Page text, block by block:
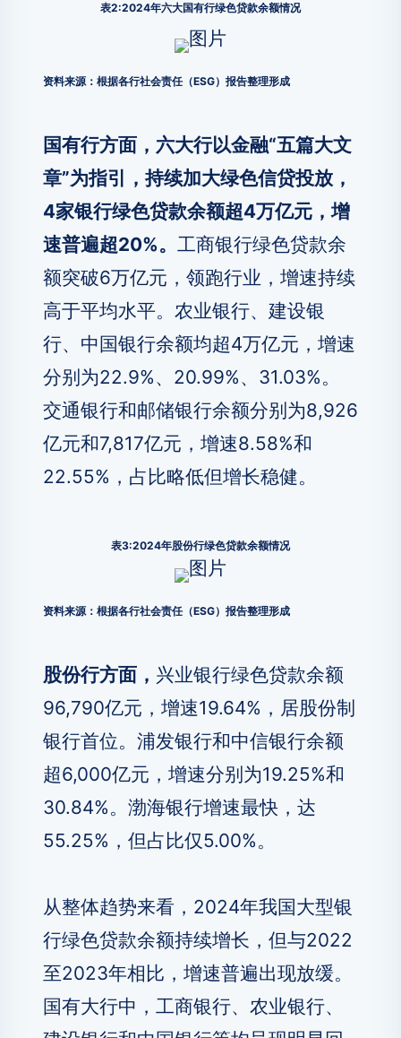
表2:2024年六大国有行绿色贷款余额情况
资料来源：根据各行社会责任（ESG）报告整理形成
国有行方面，六大行以金融“五篇大文
章”为指引，持续加大绿色信贷投放，
4家银行绿色贷款余额超4万亿元，增
速普遍超20%。 工商银行绿色贷款余
额突破6万亿元，领跑行业，增速持续
高于平均水平。农业银行、建设银
行、中国银行余额均超4万亿元，增速
分别为22.9%、20.99%、31.03%。
交通银行和邮储银行余额分别为8,926
亿元和7,817亿元，增速8.58%和
22.55%，占比略低但增长稳健。
表3:2024年股份行绿色贷款余额情况
资料来源：根据各行社会责任（ESG）报告整理形成
股份行方面， 兴业银行绿色贷款余额
96,790亿元，增速19.64%，居股份制
银行首位。浦发银行和中信银行余额
超6,000亿元，增速分别为19.25%和
30.84%。渤海银行增速最快，达
55.25%，但占比仅5.00%。
从整体趋势来看，2024年我国大型银
行绿色贷款余额持续增长，但与2022
至2023年相比，增速普遍出现放缓。
国有大行中，工商银行、农业银行、